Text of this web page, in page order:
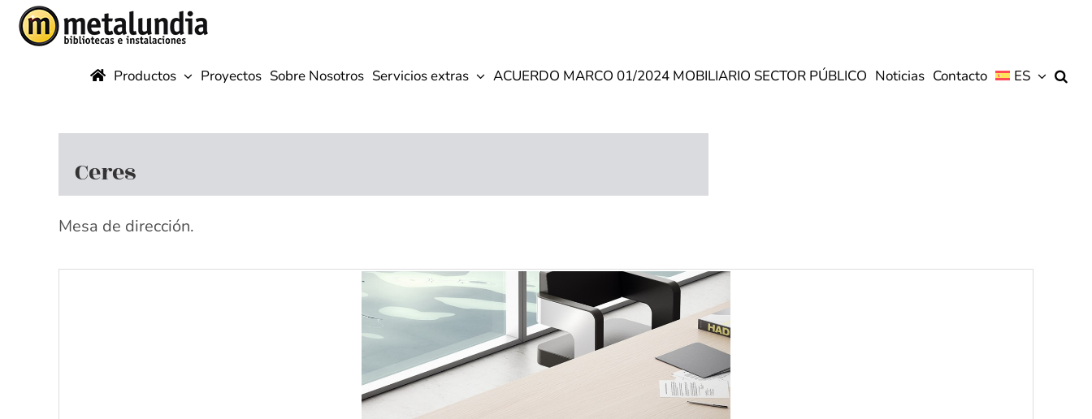
Saltar
contenido
Productos Proyectos Sobre Nosotros Servicios extras ACUERDO MARCO 01/2024 MOBILIARIO SECTOR PÚBLICO Noticias Contacto ES
Ceres
Mesa de dirección.